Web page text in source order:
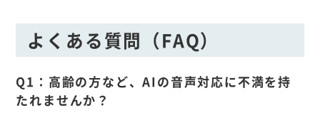
よくある質問（FAQ）
Q1：高齢の方など、AIの音声対応に不満を持
たれませんか？